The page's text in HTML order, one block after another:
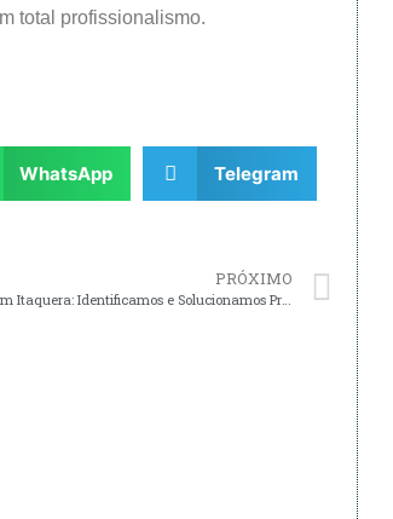
total profissionalismo.
WhatsApp Telegram
PRÓXIMO
Caça Vazamento em Itaquera: Identificamos e Solucionamos Problemas com Eficiência